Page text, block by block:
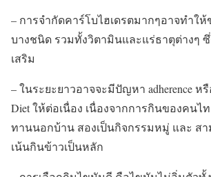
– การจำกัดคาร์โบไฮเดรตมากๆอาจทำใ
บางชนิด รวมทั้งวิตามินและแร่ธาตุต่างๆ
เสริม
– ในระยะยาวอาจจะมีปัญหา adherence ห
Diet ให้ต่อเนื่อง เนื่องจากการกินของคนไ
ทานนอกบ้าน สองเป็นกิจกรรมหมู่ และ สา
เน้นกินข้าวเป็นหลัก